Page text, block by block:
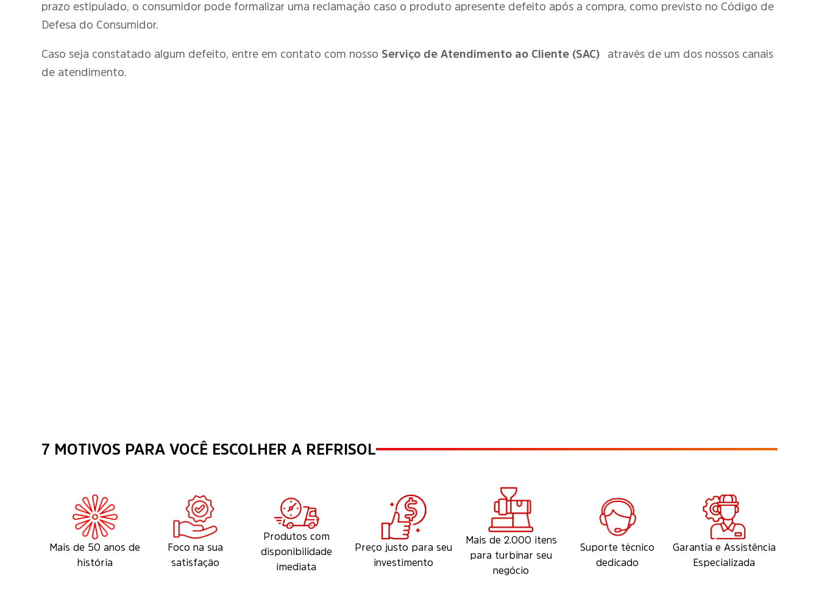
prazo estipulado, o consumidor pode formalizar uma reclamação caso o produto apresente defeito após a compra, como previsto no Código de
Defesa do Consumidor.
Caso seja constatado algum defeito, entre em contato com nosso Serviço de Atendimento ao Cliente (SAC)
através de um dos nossos canais
de atendimento.
7 MOTIVOS PARA VOCÊ ESCOLHER A REFRISOL
Mais de 50 anos de
história
Foco na sua
satisfação
Produtos com
disponibilidade
imediata
Preço justo para seu
investimento
Mais de 2.000 itens
para turbinar seu
negócio
Suporte técnico
dedicado
Garantia e Assistência
Especializada